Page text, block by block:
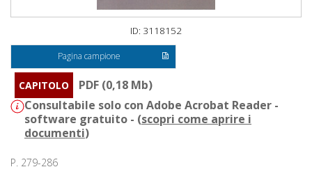
ID: 3118152
Pagina campione
CAPITOLO
PDF (0,18 Mb)
Consultabile solo con Adobe Acrobat Reader -
software gratuito - (scopri come aprire i
documenti)
P. 279-286